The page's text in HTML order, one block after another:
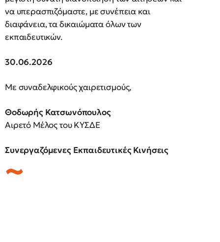
να υπερασπιζόμαστε, με συνέπεια και
διαφάνεια, τα δικαιώματα όλων των
εκπαιδευτικών.
30.06.2026
Με συναδελφικούς χαιρετισμούς,
Θοδωρής Κατσωνόπουλος
Αιρετό Μέλος του ΚΥΣΔΕ
Συνεργαζόμενες Εκπαιδευτικές Κινήσεις